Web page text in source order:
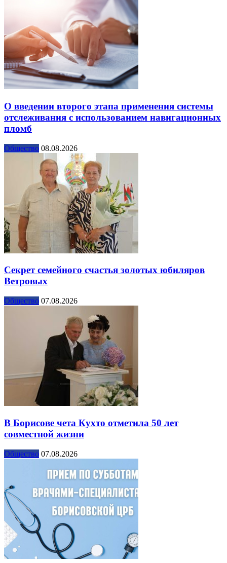
О введении второго этапа применения системы
отслеживания с использованием навигационных
пломб
Общество 08.08.2026
Секрет семейного счастья золотых юбиляров
Ветровых
Общество 07.08.2026
В Борисове чета Кухто отметила 50 лет
совместной жизни
Общество 07.08.2026